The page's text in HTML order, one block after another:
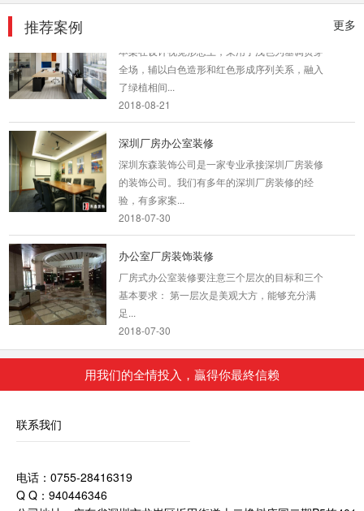
更多
推荐案例
全场，辅以白色造形和红色形成序列关系，融入
了绿植相间...
2018-08-21
深圳厂房办公室装修
深圳东森装饰公司是一家专业承接深圳厂房装修
的装饰公司。我们有多年的深圳厂房装修的经
验，有多家案...
2018-07-30
办公室厂房装饰装修
厂房式办公室装修要注意三个层次的目标和三个
基本要求： 第一层次是美观大方，能够充分满
足...
2018-07-30
采用中式与美式结合的风格，简洁大方，不失雅
办公室是为处理一种特定事务的地方或提供服务
用我们的全情投入，贏得你最終信赖
联系我们
电话：0755-28416319
Q Q：940446346